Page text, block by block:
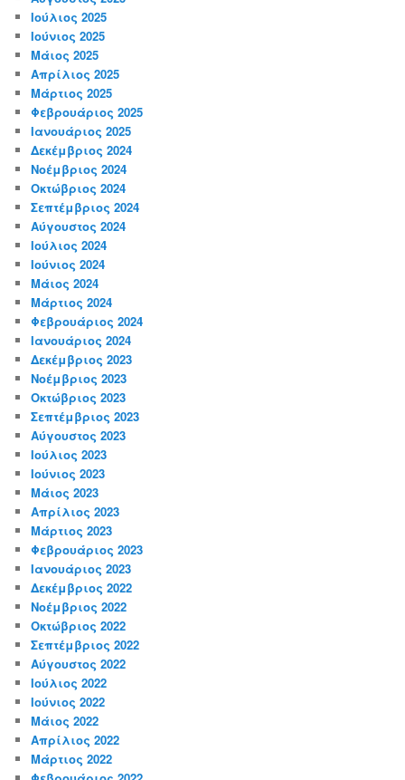
Ιούλιος 2025
Ιούνιος 2025
Μάιος 2025
Απρίλιος 2025
Μάρτιος 2025
Φεβρουάριος 2025
Ιανουάριος 2025
Δεκέμβριος 2024
Νοέμβριος 2024
Οκτώβριος 2024
Σεπτέμβριος 2024
Αύγουστος 2024
Ιούλιος 2024
Ιούνιος 2024
Μάιος 2024
Μάρτιος 2024
Φεβρουάριος 2024
Ιανουάριος 2024
Δεκέμβριος 2023
Νοέμβριος 2023
Οκτώβριος 2023
Σεπτέμβριος 2023
Αύγουστος 2023
Ιούλιος 2023
Ιούνιος 2023
Μάιος 2023
Απρίλιος 2023
Μάρτιος 2023
Φεβρουάριος 2023
Ιανουάριος 2023
Δεκέμβριος 2022
Νοέμβριος 2022
Οκτώβριος 2022
Σεπτέμβριος 2022
Αύγουστος 2022
Ιούλιος 2022
Ιούνιος 2022
Μάιος 2022
Απρίλιος 2022
Μάρτιος 2022